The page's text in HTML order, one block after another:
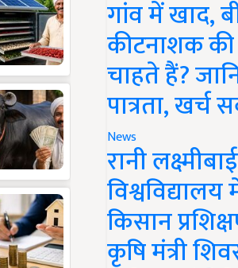
गांव में खाद,
कीटनाशक
चाहते हैं?
पात्रता,
News
रानी
किसान
कृषि मंत्री